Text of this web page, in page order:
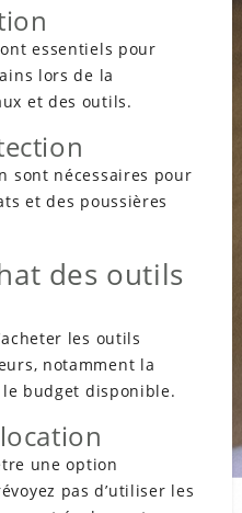
essentiels pour
lors de la
et des outils.
sont nécessaires pour
et des poussières
des outils
les outils
notamment la
budget disponible.
une option
pas d’utiliser les